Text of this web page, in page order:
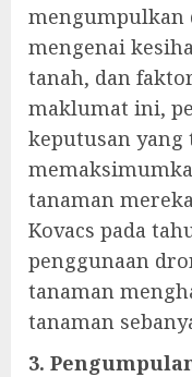
mengumpulkan
mengenai
tanah, dan
maklumat ini,
keputusan yang
tanaman
Kovacs pada
penggunaan
tanaman
tanaman
3.